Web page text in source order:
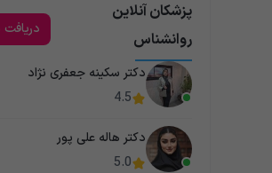
پزشکان آنلاین
روانشناس
دکتر سکینه جعفری نژاد
4.5
دکتر هاله علی پور
5.0